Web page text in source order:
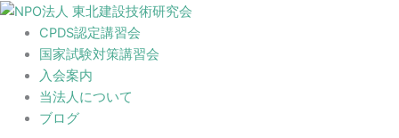
CPDS認定講習会
国家試験対策講習会
入会案内
当法人について
ブログ